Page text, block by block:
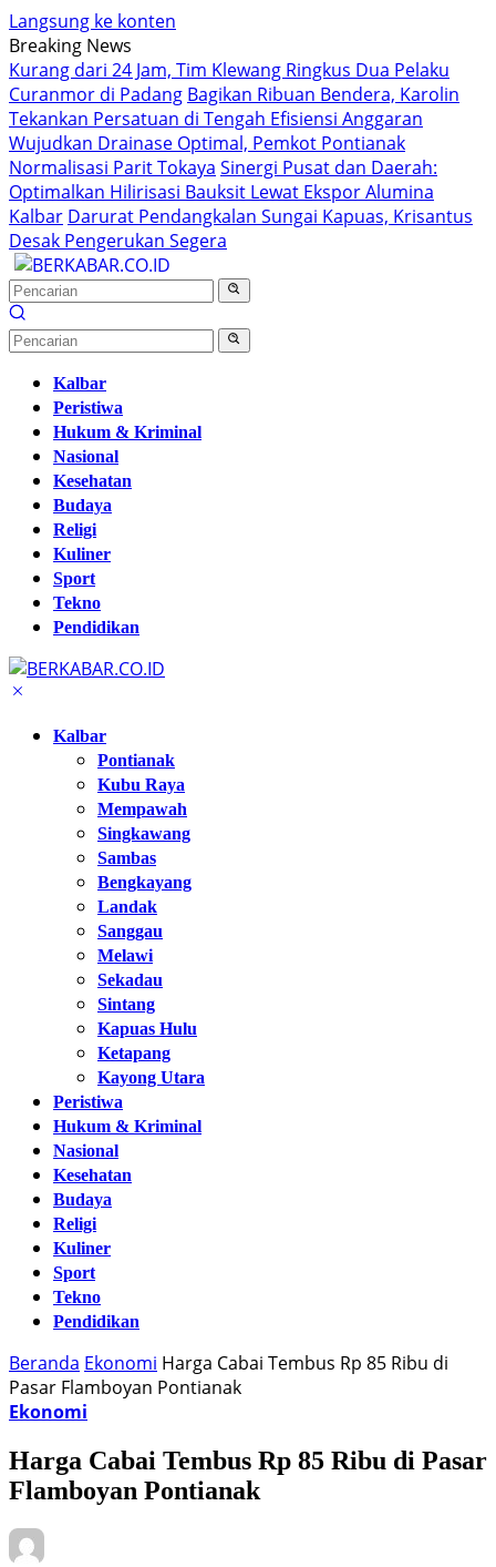
Langsung ke konten
Breaking News
Kurang dari 24 Jam, Tim Klewang Ringkus Dua Pelaku
Curanmor di Padang Bagikan Ribuan Bendera, Karolin
Tekankan Persatuan di Tengah Efisiensi Anggaran
Wujudkan Drainase Optimal, Pemkot Pontianak
Normalisasi Parit Tokaya Sinergi Pusat dan Daerah:
Optimalkan Hilirisasi Bauksit Lewat Ekspor Alumina
Kalbar Darurat Pendangkalan Sungai Kapuas, Krisantus
Desak Pengerukan Segera
Kalbar
Peristiwa
Hukum & Kriminal
Nasional
Kesehatan
Budaya
Religi
Kuliner
Sport
Tekno
Pendidikan
Kalbar
Pontianak
Kubu Raya
Mempawah
Singkawang
Sambas
Bengkayang
Landak
Sanggau
Melawi
Sekadau
Sintang
Kapuas Hulu
Ketapang
Kayong Utara
Peristiwa
Hukum & Kriminal
Nasional
Kesehatan
Budaya
Religi
Kuliner
Sport
Tekno
Pendidikan
Beranda Ekonomi Harga Cabai Tembus Rp 85 Ribu di
Pasar Flamboyan Pontianak
Ekonomi
Harga Cabai Tembus Rp 85 Ribu di Pasar
Flamboyan Pontianak